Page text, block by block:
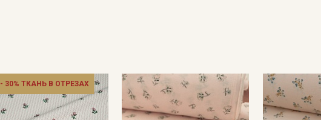
- 30% ТКАНЬ В ОТРЕЗАХ